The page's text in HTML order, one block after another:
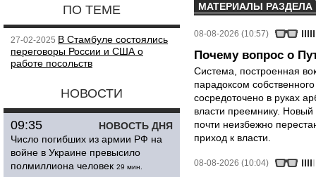
ПО ТЕМЕ
27-02-2025 В Стамбуле состоялись
переговоры России и США о
работе посольств
НОВОСТИ
НОВОСТЬ ДНЯ
09:35
Число погибших из армии РФ на
войне в Украине превысило
полмиллиона человек 29 мин.
МАТЕРИАЛЫ РАЗДЕЛА
08-08-2026 (10:57)
Почему вопрос о
Система, построенная
парадоксом
сосредоточено в руках
власти преемнику.
почти неизбежно
приход к власти.
08-08-2026 (10:04)